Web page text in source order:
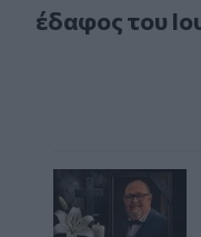
έδαφος του